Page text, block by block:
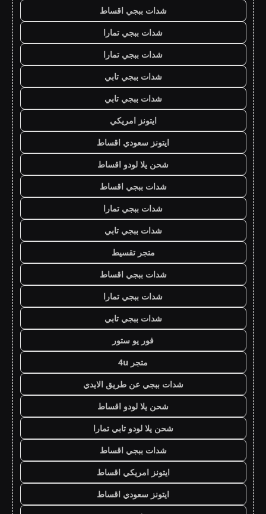
شدات ببجي اقساط
شدات ببجي تمارا
شدات ببجي تمارا
شدات ببجي تابي
شدات ببجي تابي
ايتونز امريكي
ايتونز سعودي اقساط
شحن يلا لودو اقساط
شدات ببجي اقساط
شدات ببجي تمارا
شدات ببجي تابي
متجر تقسيط
شدات ببجي اقساط
شدات ببجي تمارا
شدات ببجي تابي
فور يو ستور
متجر 4u
شدات ببجي عن طريق الايدي
شحن يلا لودو اقساط
شحن يلا لودو تابي تمارا
شدات ببجي اقساط
ايتونز امريكي اقساط
ايتونز سعودي اقساط